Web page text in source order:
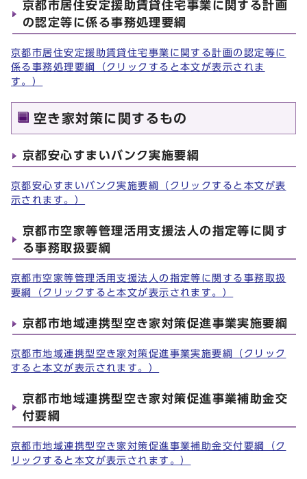
京都市居住安定援助賃貸住宅事業に関する計画
の認定等に係る事務処理要綱
京都市居住安定援助賃貸住宅事業に関する計画の認定等に
係る事務処理要綱（クリックすると本文が表示されま
す。）
空き家対策に関するもの
京都安心すまいバンク実施要綱
京都安心すまいバンク実施要綱（クリックすると本文が表
示されます。）
京都市空家等管理活用支援法人の指定等に関す
る事務取扱要綱
京都市空家等管理活用支援法人の指定等に関する事務取扱
要綱（クリックすると本文が表示されます。）
京都市地域連携型空き家対策促進事業実施要綱
京都市地域連携型空き家対策促進事業実施要綱（クリック
すると本文が表示されます。）
京都市地域連携型空き家対策促進事業補助金交
付要綱
京都市地域連携型空き家対策促進事業補助金交付要綱（ク
リックすると本文が表示されます。）